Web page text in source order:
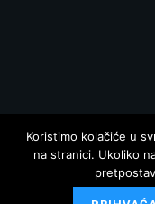
Koristimo kolačiće u
na stranici. Ukoliko